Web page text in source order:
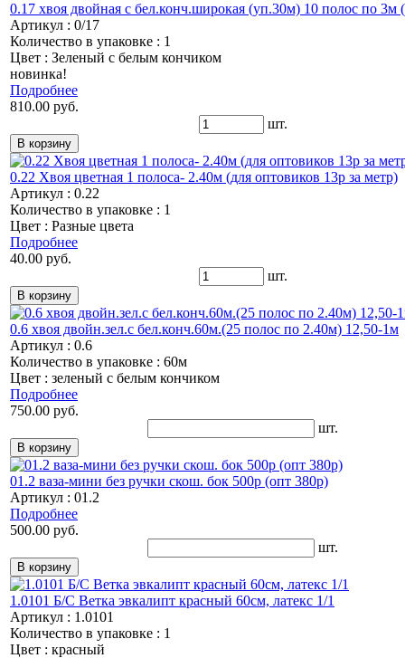
0.17 хвоя двойная с бел.конч.широкая (уп.30м) 10 полос по 3м
Артикул : 0/17
Количество в упаковке : 1
Цвет : Зеленый с белым кончиком
новинка!
Подробнее
810.00 руб.
шт.
0.22 Хвоя цветная 1 полоса- 2.40м (для оптовиков 13р за метр)
Артикул : 0.22
Количество в упаковке : 1
Цвет : Разные цвета
Подробнее
40.00 руб.
шт.
0.6 хвоя двойн.зел.с бел.конч.60м.(25 полос по 2.40м) 12,50-1м
Артикул : 0.6
Количество в упаковке : 60м
Цвет : зеленый с белым кончиком
Подробнее
750.00 руб.
шт.
01.2 ваза-мини без ручки скош. бок 500р (опт 380р)
Артикул : 01.2
Подробнее
500.00 руб.
шт.
1.0101 Б/С Ветка эвкалипт красный 60см, латекс 1/1
Артикул : 1.0101
Количество в упаковке : 1
Цвет : красный